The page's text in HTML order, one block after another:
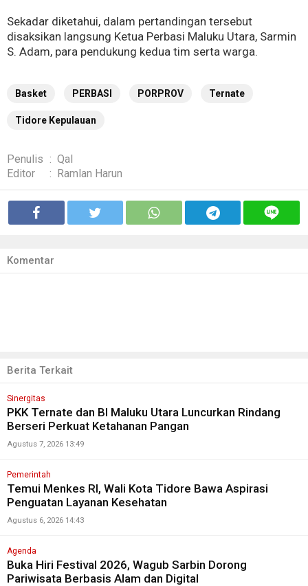
Sekadar diketahui, dalam pertandingan tersebut
disaksikan langsung Ketua Perbasi Maluku Utara, Sarmin
S. Adam, para pendukung kedua tim serta warga.
Basket PERBASI PORPROV Ternate
Tidore Kepulauan
Penulis : Qal
Editor
: Ramlan Harun
Komentar
Berita Terkait
Sinergitas
PKK Ternate dan BI Maluku Utara Luncurkan Rindang
Berseri Perkuat Ketahanan Pangan
Agustus 7, 2026 13:49
Pemerintah
Temui Menkes RI, Wali Kota Tidore Bawa Aspirasi
Penguatan Layanan Kesehatan
Agustus 6, 2026 14:43
Agenda
Buka Hiri Festival 2026, Wagub Sarbin Dorong
Pariwisata Berbasis Alam dan Digital